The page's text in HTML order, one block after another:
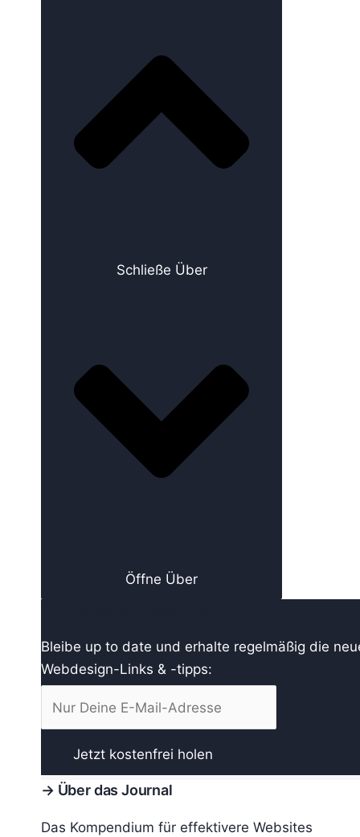
Schließe Über
Öffne Über
Bleibe up to date und erhalte regelmäßig die
Webdesign-Links & -tipps:
→ Über das Journal
Das Kompendium für effektivere Websites